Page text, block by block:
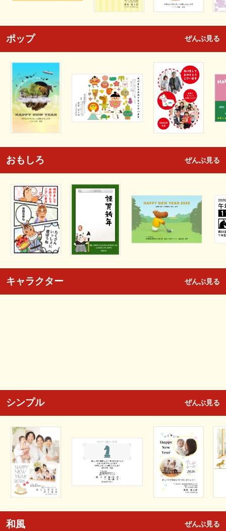
ポップ ぜんぶ見る
おもしろ ぜんぶ見る
キャラクター ぜんぶ見る
シンプル ぜんぶ見る
和風 ぜんぶ見る